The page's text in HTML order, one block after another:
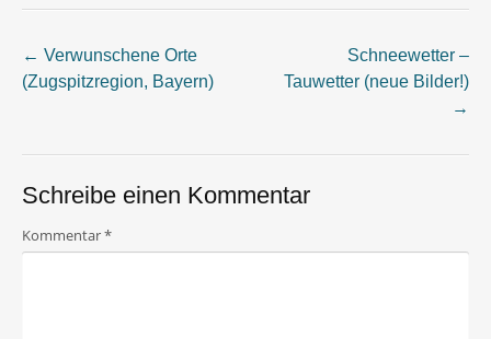
Post
← Verwunschene Orte
(Zugspitzregion, Bayern)
Schneewetter –
Tauwetter (neue Bilder!)
→
Schreibe einen Kommentar
Kommentar*